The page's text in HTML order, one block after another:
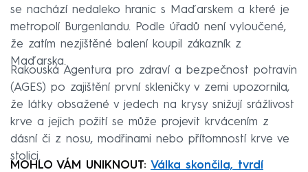
se nachází nedaleko hranic s Maďarskem a které je
metropolí Burgenlandu. Podle úřadů není vyloučené,
že zatím nezjištěné balení koupil zákazník z
Maďarska.
Rakouská Agentura pro zdraví a bezpečnost potravin
(AGES) po zajištění první skleničky v zemi upozornila,
že látky obsažené v jedech na krysy snižují srážlivost
krve a jejich požití se může projevit krvácením z
dásní či z nosu, modřinami nebo přítomností krve ve
stolici.
MOHLO VÁM UNIKNOUT: Válka skončila, tvrdí